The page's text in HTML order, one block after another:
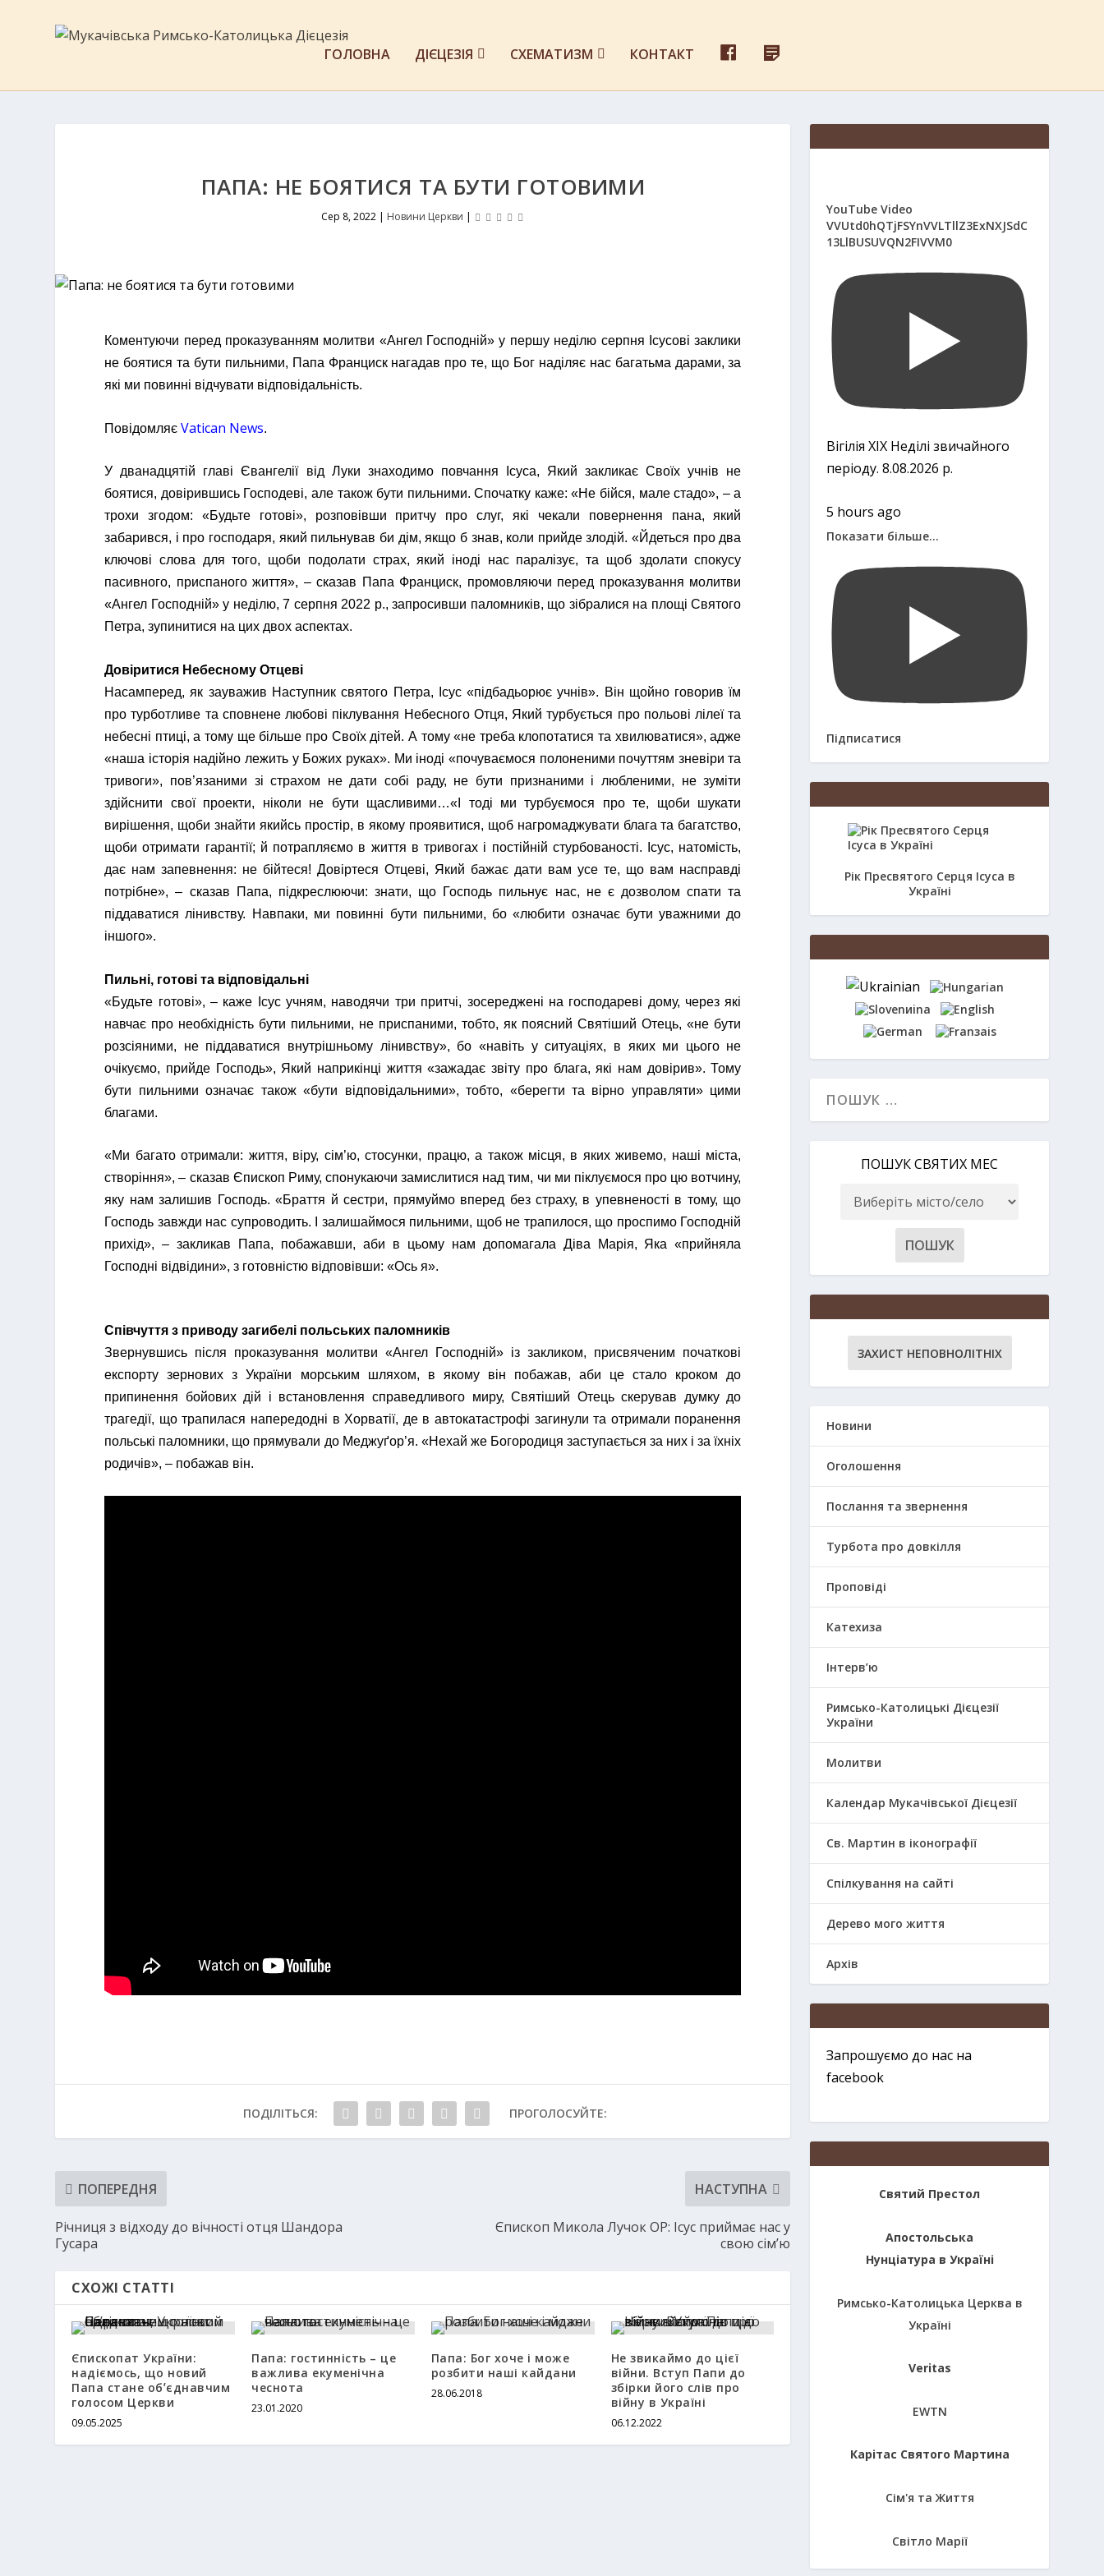
ГОЛОВНА ДІЄЦЕЗІЯ СХЕМАТИЗМ КОНТАКТ
E
Д
С
ПАПА: НЕ БОЯТИСЯ ТА БУТИ ГОТОВИМИ
Сер 8, 2022| Новини Церкви |
Коментуючи перед проказуванням молитви «Ангел Господній» у першу неділю серпня Ісусові заклики
не боятися та бути пильними, Папа Франциск нагадав про те, що Бог наділяє нас багатьма дарами, за
які ми повинні відчувати відповідальність.
ПовідомляєVatican News.
У дванадцятій главі Євангелії від Луки знаходимо повчання Ісуса, Який закликає Своїх учнів не
боятися, довірившись Господеві, але також бути пильними. Спочатку каже: «Не бійся, мале стадо», – а
трохи згодом: «Будьте готові», розповівши притчу про слуг, які чекали повернення пана, який
забарився, і про господаря, який пильнував би дім, якщо б знав, коли прийде злодій. «Йдеться про два
ключові слова для того, щоби подолати страх, який іноді нас паралізує, та щоб здолати спокусу
пасивного, приспаного життя», – сказав Папа Франциск, промовляючи перед проказування молитви
«Ангел Господній» у неділю, 7 серпня 2022 р., запросивши паломників, що зібралися на площі Святого
Петра, зупинитися на цих двох аспектах.
Довіритися Небесному Отцеві
Насамперед, як зауважив Наступник святого Петра, Ісус «підбадьорює учнів». Він щойно говорив їм
про турботливе та сповнене любові піклування Небесного Отця, Який турбується про польові лілеї та
небесні птиці, а тому ще більше про Своїх дітей. А тому «не треба клопотатися та хвилюватися», адже
«наша історія надійно лежить у Божих руках». Ми іноді «почуваємося полоненими почуттям зневіри та
тривоги», пов’язаними зі страхом не дати собі раду, не бути признаними і любленими, не зуміти
здійснити свої проекти, ніколи не бути щасливими…«І тоді ми турбуємося про те, щоби шукати
вирішення, щоби знайти якийсь простір, в якому проявитися, щоб нагромаджувати блага та багатство,
щоби отримати гарантії; й потрапляємо в життя в тривогах і постійній стурбованості. Ісус, натомість,
дає нам запевнення: не бійтеся! Довіртеся Отцеві, Який бажає дати вам усе те, що вам насправді
потрібне», – сказав Папа, підкреслюючи: знати, що Господь пильнує нас, не є дозволом спати та
піддаватися лінивству. Навпаки, ми повинні бути пильними, бо «любити означає бути уважними до
іншого».
Пильні, готові та відповідальні
«Будьте готові», – каже Ісус учням, наводячи три притчі, зосереджені на господареві дому, через які
навчає про необхідність бути пильними, не приспаними, тобто, як поясний Святіший Отець, «не бути
розсіяними, не піддаватися внутрішньому лінивству», бо «навіть у ситуаціях, в яких ми цього не
очікуємо, прийде Господь», Який наприкінці життя «зажадає звіту про блага, які нам довірив». Тому
бути пильними означає також «бути відповідальними», тобто, «берегти та вірно управляти» цими
благами.
«Ми багато отримали: життя, віру, сім’ю, стосунки, працю, а також місця, в яких живемо, наші міста,
створіння», – сказав Єпископ Риму, спонукаючи замислитися над тим, чи ми піклуємося про цю вотчину,
яку нам залишив Господь. «Браття й сестри, прямуймо вперед без страху, в упевненості в тому, що
Господь завжди нас супроводить. І залишаймося пильними, щоб не трапилося, що проспимо Господній
прихід», – закликав Папа, побажавши, аби в цьому нам допомагала Діва Марія, Яка «прийняла
Господні відвідини», з готовністю відповівши: «Ось я».
Співчуття з приводу загибелі польських паломників
Звернувшись після проказування молитви «Ангел Господній» із закликом, присвяченим початкові
експорту зернових з України морським шляхом, в якому він побажав, аби це стало кроком до
припинення бойових дій і встановлення справедливого миру, Святіший Отець скерував думку до
трагедії, що трапилася напередодні в Хорватії, де в автокатастрофі загинули та отримали поранення
польські паломники, що прямували до Меджуґор’я. «Нехай же Богородиця заступається за них і за їхніх
родичів», – побажав він.
ПОДІЛІТЬСЯ: ПРОГОЛОСУЙТЕ:
ПОПЕРЕДНЯ
Річниця з відходу до вічності отця Шандора
Гусара
НАСТУПНА
Єпископ Микола Лучок ОР: Ісус приймає нас у
свою сім’ю
СХОЖІ СТАТТІ
Єпископат України:
надіємось, що новий
Папа стане обʼєднавчим
голосом Церкви
09.05.2025
Папа: гостинність – це
важлива екуменічна
чеснота
23.01.2020
Папа: Бог хоче і може
розбити наші кайдани
28.06.2018
Не звикаймо до цієї
війни. Вступ Папи до
збірки його слів про
війну в Україні
06.12.2022
YouTube Video
VVUtd0hQTjFSYnVVLTllZ3ExNXJSdC
13LlBUSUVQN2FIVVM0
Вігілія ХІХ Неділі звичайного
періоду. 8.08.2026 р.
5 hours ago
Показати більше...
Підписатися
Рік Пресвятого Серця Ісуса в
Україні
ПОШУК СВЯТИХ МЕС
ЗАХИСТ НЕПОВНОЛІТНІХ
Новини
Оголошення
Послання та звернення
Турбота про довкілля
Проповіді
Катехиза
Інтерв’ю
Римсько-Католицькі Дієцезії
України
Молитви
Календар Мукачівської Дієцезії
Св. Мартин в іконографії
Спілкування на сайті
Дерево мого життя
Архів
Запрошуємо до нас на
facebook
Святий Престол
Апостольська
Нунціатура в Україні
Римсько-Католицька Церква в
Україні
Veritas
EWTN
Карітас Святого Мартина
Сім'я та Життя
Світло Марії